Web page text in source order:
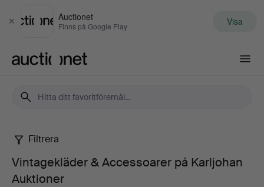
Stäng
Auctionet
Finns på Google Play Visa
Vintagekläder
Filtrera
Vintagekläder & Accessoarer på Karljohan
Auktioner